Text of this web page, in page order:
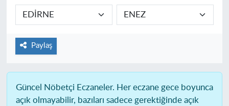
Paylaş
Güncel Nöbetçi Eczaneler. Her eczane gece boyunca
açık olmayabilir, bazıları sadece gerektiğinde açık